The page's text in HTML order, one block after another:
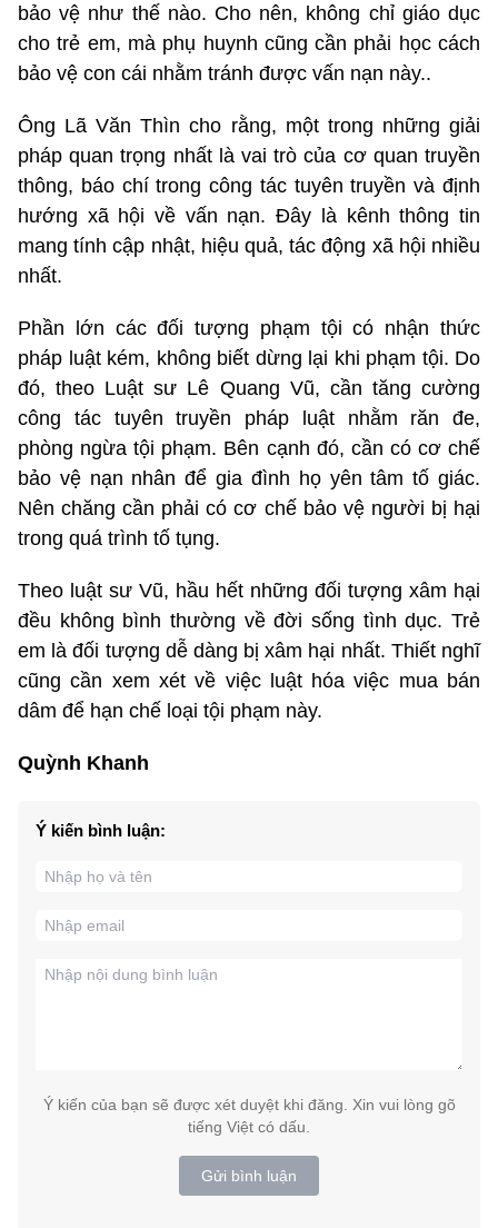
bảo vệ như thế nào. Cho nên, không chỉ giáo dục
cho trẻ em, mà phụ huynh cũng cần phải học cách
bảo vệ con cái nhằm tránh được vấn nạn này..
Ông Lã Văn Thìn cho rằng, một trong những giải
pháp quan trọng nhất là vai trò của cơ quan truyền
thông, báo chí trong công tác tuyên truyền và định
hướng xã hội về vấn nạn. Đây là kênh thông tin
mang tính cập nhật, hiệu quả, tác động xã hội nhiều
nhất.
Phần lớn các đối tượng phạm tội có nhận thức
pháp luật kém, không biết dừng lại khi phạm tội. Do
đó, theo Luật sư Lê Quang Vũ, cần tăng cường
công tác tuyên truyền pháp luật nhằm răn đe,
phòng ngừa tội phạm. Bên cạnh đó, cần có cơ chế
bảo vệ nạn nhân để gia đình họ yên tâm tố giác.
Nên chăng cần phải có cơ chế bảo vệ người bị hại
trong quá trình tố tụng.
Theo luật sư Vũ, hầu hết những đối tượng xâm hại
đều không bình thường về đời sống tình dục. Trẻ
em là đối tượng dễ dàng bị xâm hại nhất. Thiết nghĩ
cũng cần xem xét về việc luật hóa việc mua bán
dâm để hạn chế loại tội phạm này.
Quỳnh Khanh
Ý kiến bình luận:
Ý kiến của bạn sẽ được xét duyệt khi đăng. Xin vui lòng gõ
tiếng Việt có dấu.
Gửi bình luận